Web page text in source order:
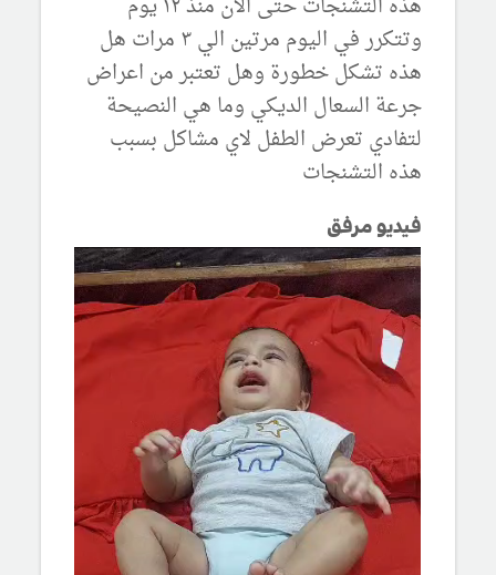
وتتكرر في اليوم مرتين الي ٣ مرات هل
هذه تشكل خطورة وهل تعتبر من اعراض
جرعة السعال الديكي وما هي النصيحة
لتفادي تعرض الطفل لاي مشاكل بسبب
هذه التشنجات
فيديو مرفق